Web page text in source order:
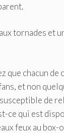
tornades et
que chacun de
et non
de
ce qui est
feux au box-